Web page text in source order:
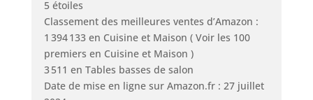
5 étoiles
Classement des meilleures ventes d’Amazon :
1 394 133 en Cuisine et Maison ( Voir les 100
premiers en Cuisine et Maison )
3 511 en Tables basses de salon
Date de mise en ligne sur Amazon.fr : 27 juillet